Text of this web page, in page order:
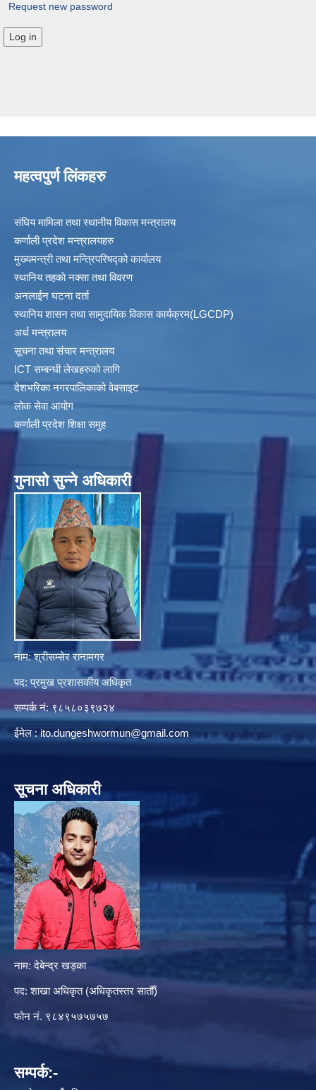
Request new password
महत्वपुर्ण लिंकहरु
संघिय मामिला तथा स्थानीय विकास मन्त्रालय
कर्णाली प्रदेश मन्त्रालयहरु
मुख्यमन्त्री तथा मन्त्रिपरिषद्को कार्यालय
स्थानिय तहकाे नक्सा तथा विवरण
अनलाईन घटना दर्ता
स्थानिय शासन तथा सामुदायिक विकास कार्यक्रम(LGCDP)
अर्थ मन्त्रालय
सूचना तथा संचार मन्त्रालय
ICT सम्बन्धी लेखहरुको लागि
देशभरिका नगरपालिकाको वेबसाइट
लोक सेवा आयोग
कर्णाली प्रदेश शिक्षा समुह
गुनासाे सुन्ने अधिकारी
नाम: श्रीसम्सेर रानामगर
पद: प्रमुख प्रशासकीय अधिकृत
सम्पर्क नं: ९८५८०३९७२४
ईमेल :ito.dungeshwormun@gmail.com
सूचना अधिकारी
नाम: देबेन्द्र खड्का
पद: शाखा अधिकृत (अधिकृतस्तर सातौँ)
फोन नं. ९८४९५७५७५७
सम्पर्क:-